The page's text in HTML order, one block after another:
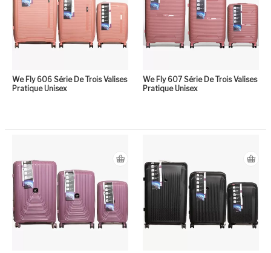
We Fly 606 Série De Trois Valises
Pratique Unisex
We Fly 607 Série De Trois Valises
Pratique Unisex